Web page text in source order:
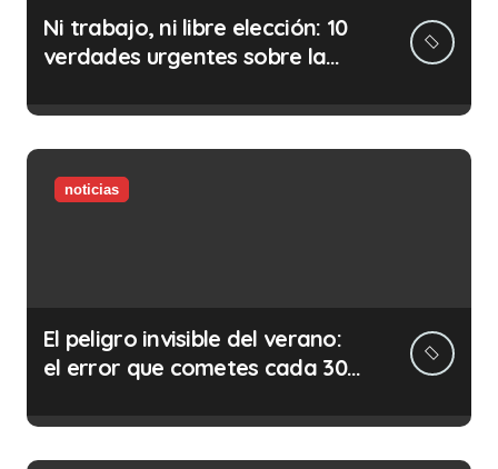
Ni trabajo, ni libre elección: 10
verdades urgentes sobre la
noticias
El peligro invisible del verano:
el error que cometes cada 30
ilegalidad que te puede costar
la vida)